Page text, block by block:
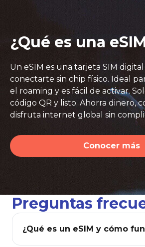
¿Qué es una
Un eSIM es una tarjeta SIM
conectarte sin chip físico. Ideal
el roaming y es fácil de activar.
código QR y listo. Ahorra dinero,
disfruta internet global sin
Conocer más
Preguntas
¿Qué es un eSIM y cómo